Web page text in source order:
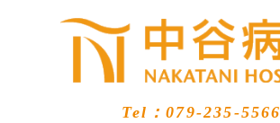
Tel：079-235-5566